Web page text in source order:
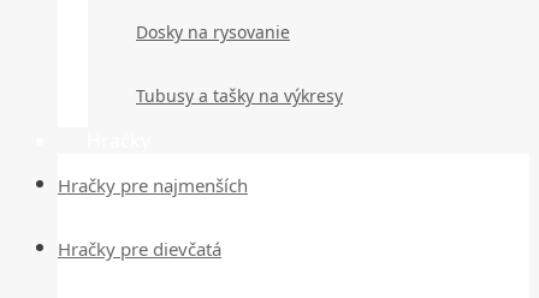
Dosky na rysovanie
Tubusy a tašky na výkresy
Hračky pre najmenších
Hračky pre dievčatá